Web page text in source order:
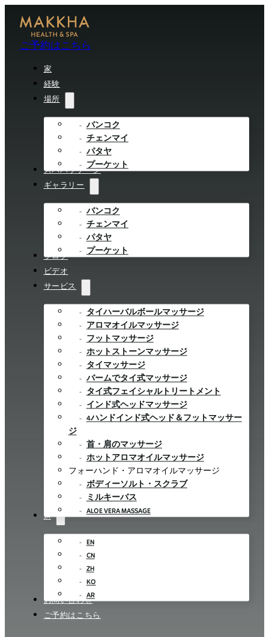
ご予約はこちら
家
経験
場所
バンコク
チェンマイ
パタヤ
プーケット
スパパッケージ
ギャラリー
バンコク
チェンマイ
パタヤ
プーケット
ブログ
ビデオ
サービス
タイハーバルボールマッサージ
アロマオイルマッサージ
フットマッサージ
ホットストーンマッサージ
タイマッサージ
バームでタイ式マッサージ
タイ式フェイシャルトリートメント
インド式ヘッドマッサージ
4ハンドインド式ヘッド＆フットマッサー
ジ
首・肩のマッサージ
ホットアロマオイルマッサージ
フォーハンド・アロマオイルマッサージ
ボディーソルト・スクラブ
ミルキーバス
ALOE VERA MASSAGE
JA
EN
CN
ZH
KO
AR
お問い合わせ
ご予約はこちら